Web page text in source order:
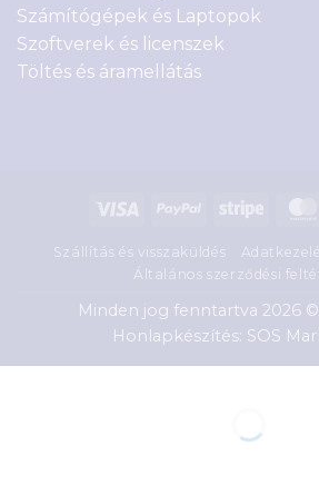
Számítógépek és Laptopok
Szoftverek és licenszek
Töltés és áramellátás
Visa PayPal Stripe
Szállítás és visszaküldés
Általános szerződési
Minden jog fenntartva 2026 ©
Honlapkészítés: SOS